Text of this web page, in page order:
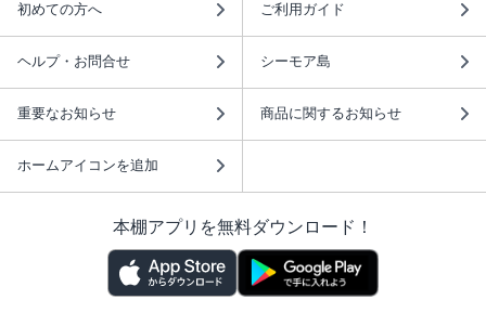
初めての方へ ご利用ガイド
ヘルプ・お問合せ シーモア島
重要なお知らせ 商品に関するお知らせ
ホームアイコンを追加
本棚アプリを無料ダウンロード！